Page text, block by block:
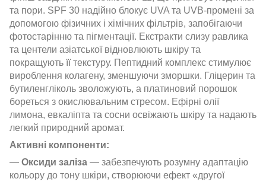
та пори. SPF 30 надійно блокує UVA та UVB-промені за
допомогою фізичних і хімічних фільтрів, запобігаючи
фотостарінню та пігментації. Екстракти слизу равлика
та центели азіатської відновлюють шкіру та
покращують її текстуру. Пептидний комплекс стимулює
вироблення колагену, зменшуючи зморшки. Гліцерин та
бутиленгліколь зволожують, а платиновий порошок
бореться з окислювальним стресом. Ефірні олії
лимона, евкаліпта та сосни освіжають шкіру та надають
легкий природний аромат.
Активні компоненти:
— Оксиди заліза — забезпечують розумну адаптацію
кольору до тону шкіри, створюючи ефект «другої